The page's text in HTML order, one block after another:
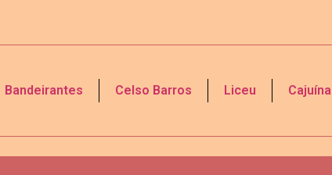
Bandeirantes Celso Barros Liceu Cajuína